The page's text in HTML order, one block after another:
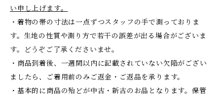
い申し上げます。
・着物の帯の寸法は一点ずつスタッフの手で測っておりま
す。生地の性質や測り方で若干の誤差が出る場合がございま
す。どうぞご了承くださいませ。
・商品到着後、一週間以内に記載されていない欠陥がござい
ましたら、ご着用前のみご返金・ご返品を承ります。
・基本的に商品の殆どが中古・新古のお品となります。保管